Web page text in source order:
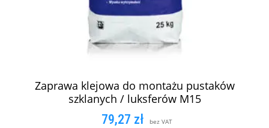
Zaprawa klejowa do montażu pustaków
szklanych / luksferów M15
79,27 zł bez VAT